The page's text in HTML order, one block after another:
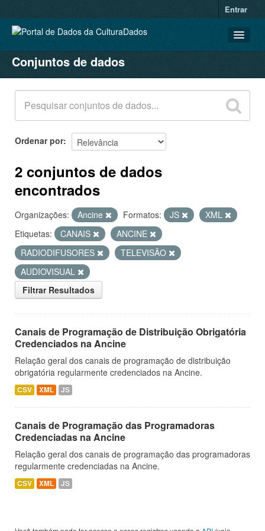
Entrar
CONJUNTOS DE DADOS
ORGANIZAÇÕES
GRUPOS
SOBRE
Conjuntos de dados
Ordenar por
2 conjuntos de dados
encontrados
Organizações: Ancine Formatos: JS
XML
Etiquetas:
CANAIS
ANCINE
RADIODIFUSORES
TELEVISÃO
AUDIOVISUAL
Filtrar Resultados
Canais de Programação de Distribuição Obrigatória
Credenciados na Ancine
Relação geral dos canais de programação de distribuição
obrigatória regularmente credenciados na Ancine.
CSV XML JS
Canais de Programação das Programadoras
Credenciadas na Ancine
Relação geral dos canais de programação das programadoras
regularmente credenciadas na Ancine.
CSV XML JS